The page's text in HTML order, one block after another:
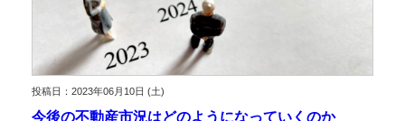
投稿日：2023年06月10日 (土)
今後の不動産市況はどのようになっていくのか